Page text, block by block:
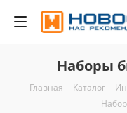
Наборы
Главная - Каталог -